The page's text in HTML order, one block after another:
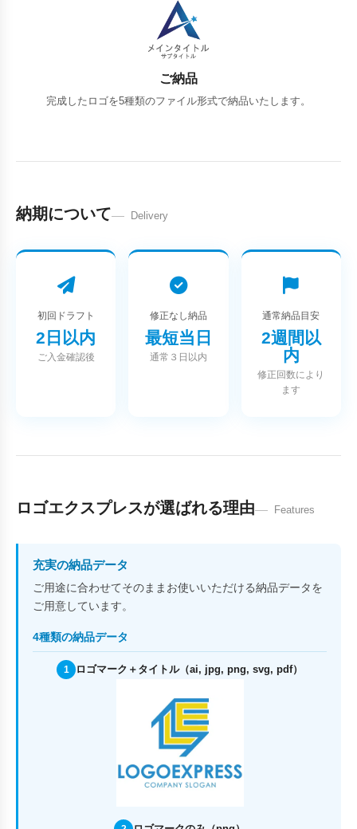
ご納品
完成したロゴを5種類のファイル形式で納品いたします。
納期について Delivery
初回ドラフト
2日以内
ご入金確認後
修正なし納品
最短当日
通常３日以内
通常納品目安
2週間以
内
修正回数により
ます
ロゴエクスプレスが選ばれる理由 Features
充実の納品データ
ご用途に合わせてそのままお使いいただける納品データを
ご用意しています。
4種類の納品データ
1 ロゴマーク＋タイトル（ai, jpg, png, svg, pdf）